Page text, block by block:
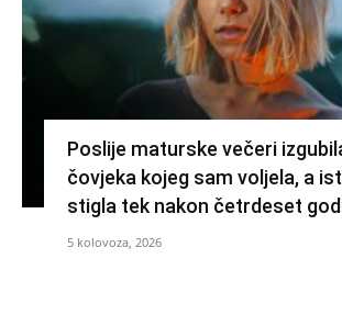
Poslije maturske večeri
čovjeka kojeg sam voljela, a
stigla tek nakon četrdeset
5 kolovoza, 2026